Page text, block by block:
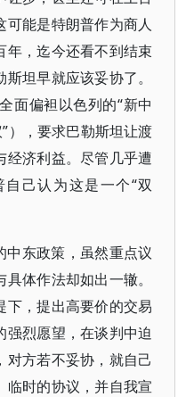
能是特朗普作为商人
年，迄今还看不到结束
坦早就应该妥协了。
面偏袒以色列的“新中
），要求巴勒斯坦让渡
经济利益。尽管几乎遭
己认为这是一个“双
中东政策，虽然重点议
体作法却如出一辙。
下，提出高要价的交易
烈愿望，在谈判中迫
方若不妥协，就自己
临时的协议，并自我宣